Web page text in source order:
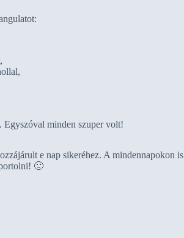
minden szuper volt!
e nap sikeréhez. A mindennapokon is
🙂